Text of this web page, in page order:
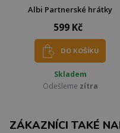
Albi Partnerské hrátky
599 Kč
DO KOŠÍKU
Skladem
Odešleme zítra
ZÁKAZNÍCI TAKÉ